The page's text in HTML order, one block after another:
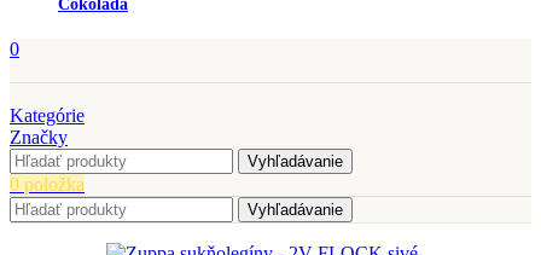
Čokoláda
0
Kategórie
Značky
Vyhľadávanie
0 položka
Vyhľadávanie